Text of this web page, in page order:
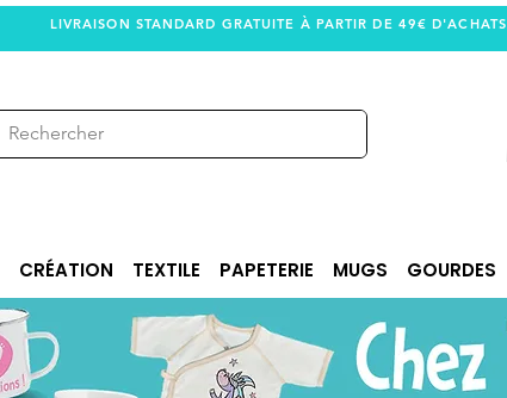
LIVRAISON STANDARD GRATUITE À PARTIR DE 49€ D'ACHATS
CRÉATION TEXTILE PAPETERIE MUGS GOURDES